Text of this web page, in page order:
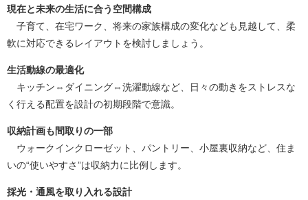
現在と未来の生活に合う空間構成
子育て、在宅ワーク、将来の家族構成の変化なども見越して、柔
軟に対応できるレイアウトを検討しましょう。
生活動線の最適化
キッチン⇔ダイニング⇔洗濯動線など、日々の動きをストレスな
く行える配置を設計の初期段階で意識。
収納計画も間取りの一部
ウォークインクローゼット、パントリー、小屋裏収納など、住ま
いの“使いやすさ”は収納力に比例します。
採光・通風を取り入れる設計